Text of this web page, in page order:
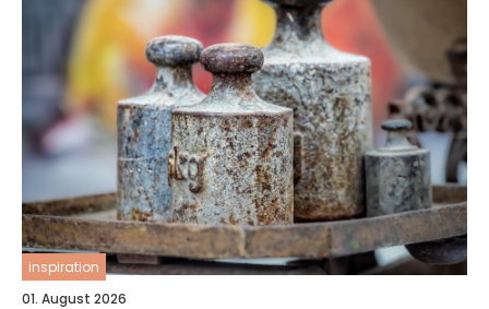
inspiration
01. August 2026